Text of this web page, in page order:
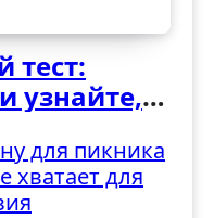
тест:
узнайте,
для пикника
хватает для